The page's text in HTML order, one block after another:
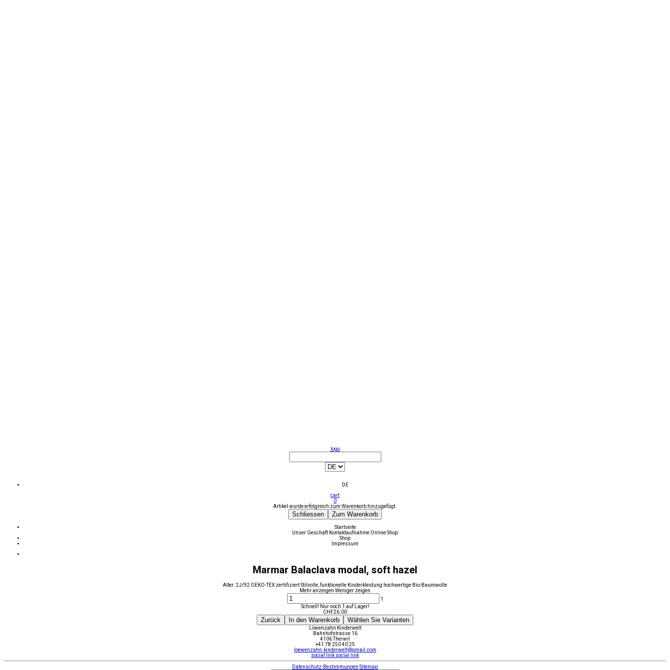
logo
DE
cart
0
Artikel wurde erfolgreich zum Warenkorb hinzugefügt.
Schliessen Zum Warenkorb
Startseite
Unser Geschäft Kontaktaufnahme Online Shop
Shop
Impressum
Marmar Balaclava modal, soft hazel
Alter: 2J/92 OEKO-TEX zertifiziert Stilvolle, funktionelle Kinderkleidung hochwertige Bio-Baumwolle
Mehr anzeigen Weniger zeigen
1
Schnell! Nur noch 1 auf Lager!
CHF26.00
Zurück In den Warenkorb Wählen Sie Varianten
Löwenzahn Kinderwelt
Bahnhofstrasse 16
4106 Therwil
+41 78 250 40 25
loewenzahn.kinderwelt@gmail.com
social link social link
Datenschutz-Bestimmungen Sitemap